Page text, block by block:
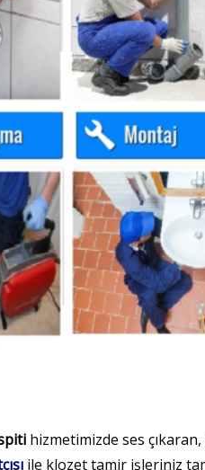
hizmetimizde ses çıkaran,
ile klozet tamir işleriniz